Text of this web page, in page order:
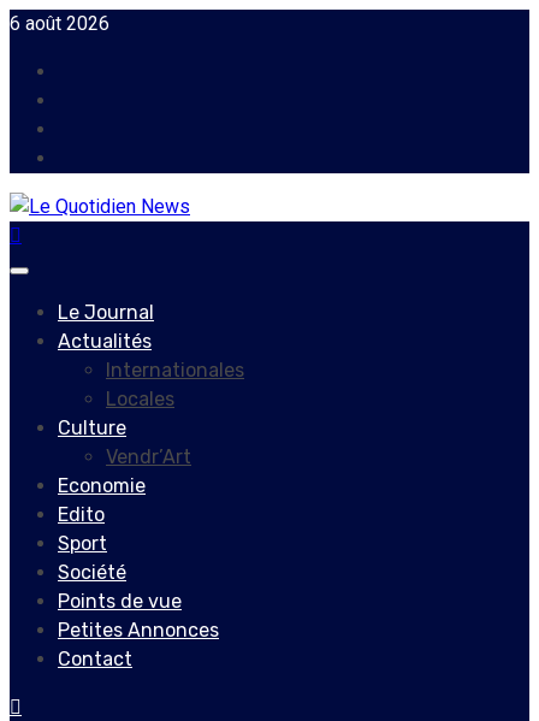
Skip
content
6 août 2026
Primary
Le Journal
Actualités
Internationales
Locales
Culture
Vendr’Art
Economie
Edito
Sport
Société
Points de vue
Petites Annonces
Contact